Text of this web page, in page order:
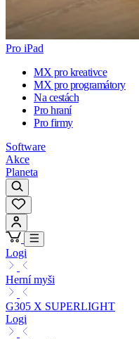
Pro iPad
MX pro kreativce
MX pro programátory
Na cestách
Pro hraní
Pro firmy
Software
Akce
Planeta
Logi
Herní myši
G305 X SUPERLIGHT
Logi